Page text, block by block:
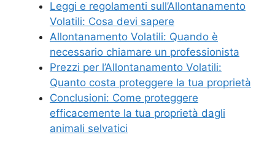
Leggi e regolamenti sull’Allontanamento
Volatili: Cosa devi sapere
Allontanamento Volatili: Quando è
necessario chiamare un professionista
Prezzi per l’Allontanamento Volatili:
Quanto costa proteggere la tua proprietà
Conclusioni: Come proteggere
efficacemente la tua proprietà dagli
animali selvatici